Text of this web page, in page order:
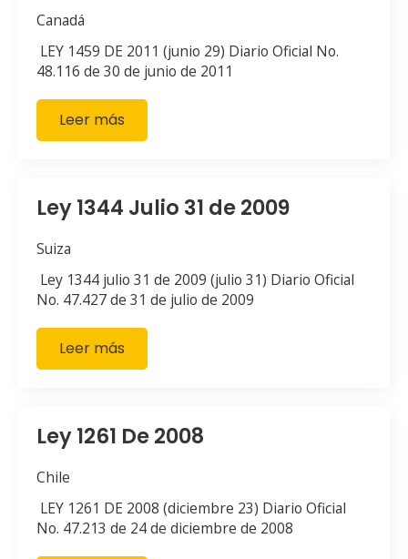
Canadá
LEY 1459 DE 2011 (junio 29) Diario Oficial No.
48.116 de 30 de junio de 2011
Leer más
Ley 1344 Julio 31 de 2009
Suiza
Ley 1344 julio 31 de 2009 (julio 31) Diario Oficial
No. 47.427 de 31 de julio de 2009
Leer más
Ley 1261 De 2008
Chile
LEY 1261 DE 2008 (diciembre 23) Diario Oficial
No. 47.213 de 24 de diciembre de 2008